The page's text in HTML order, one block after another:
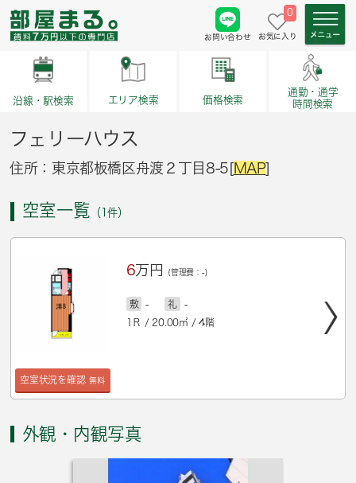
お問い合わせ
0
お気に入り
沿線・駅検索 エリア検索 価格検索
通勤・通学
時間検索
フェリーハウス
住所：東京都板橋区舟渡２丁目8-5[MAP]
空室一覧 （1件）
空室状況を確認 無料
6万円 (管理費：-)
敷 - 礼
-
1Ｒ / 20.00㎡ / 4階
外観・内観写真